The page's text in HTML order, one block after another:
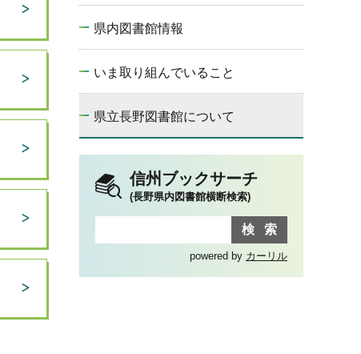
県内図書館情報
いま取り組んでいること
県立長野図書館について
信州ブックサーチ
(長野県内図書館横断検索)
powered by カーリル